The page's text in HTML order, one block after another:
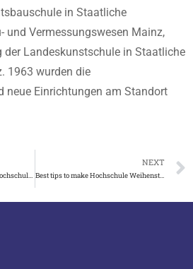
in Staatliche
und Vermessungswesen Mainz,
der Landeskunstschule in Staatliche
1963 wurden die
neue Einrichtungen am Standort
3 Must-Read tips for buying Hochschule Hof urkunde in Germany
NEXT
Best tips to make Hochschule Weihenstephan-Triesdorf urkunde